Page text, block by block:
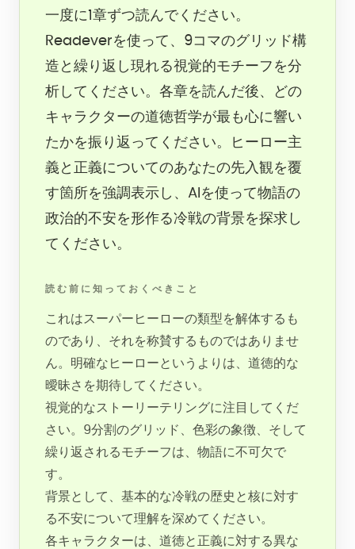
一度に1章ずつ読んでください。
Readeverを使って、9コマのグリッド構
造と繰り返し現れる視覚的モチーフを分
析してください。各章を読んだ後、どの
キャラクターの道徳哲学が最も心に響い
たかを振り返ってください。ヒーロー主
義と正義についてのあなたの先入観を覆
す箇所を強調表示し、AIを使って物語の
政治的不安を形作る冷戦の背景を探求し
てください。
読む前に知っておくべきこと
これはスーパーヒーローの類型を解体するも
のであり、それを称賛するものではありませ
ん。明確なヒーローというよりは、道徳的な
曖昧さを期待してください。
視覚的なストーリーテリングに注目してくだ
さい。9分割のグリッド、色彩の象徴、そして
繰り返されるモチーフは、物語に不可欠で
す。
背景として、基本的な冷戦の歴史と核に対す
る不安について理解を深めてください。
各キャラクターは、道徳と正義に対する異な